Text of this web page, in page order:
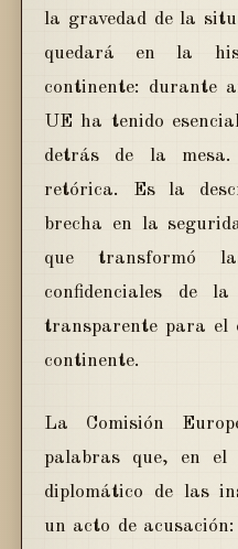
la gravedad de la
quedará en la
continente: durante
UE ha tenido
detrás de la
retórica. Es la
brecha en la
que transformó
confidenciales de
transparente para el
continente.
La Comisión
palabras que, en el
diplomático de las
un acto de